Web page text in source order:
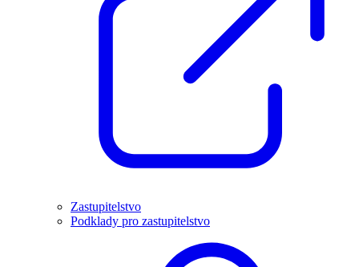
Zastupitelstvo
Podklady pro zastupitelstvo